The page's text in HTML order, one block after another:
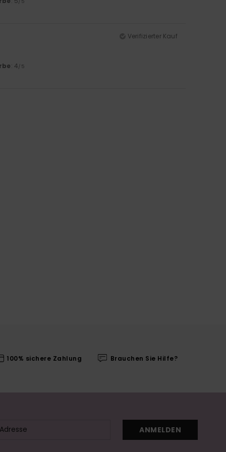
/5
Verifizierter Kauf
: 4/5
100% sichere Zahlung Brauchen Sie Hilfe?
ANMELDEN